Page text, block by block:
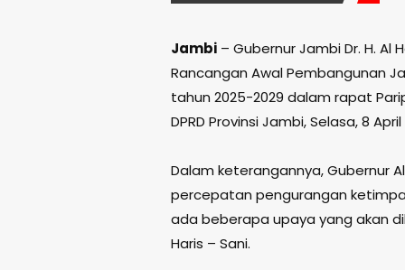
Jambi – Gubernur Jambi Dr. H. Al
Rancangan Awal Pembangunan
tahun 2025-2029 dalam rapat
DPRD Provinsi Jambi, Selasa, 8
Dalam keterangannya, Gubernur
percepatan pengurangan
ada beberapa upaya yang akan
Haris – Sani.